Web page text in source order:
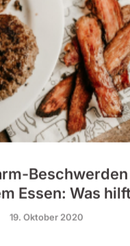
Beschwerden
Essen: Was
19. Oktober 2020